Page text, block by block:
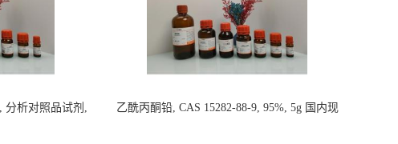
分析对照品试剂,
乙酰丙酮铅, CAS 15282-88-9, 95%, 5g 国内现